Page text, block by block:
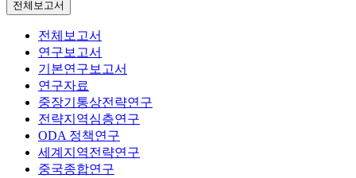
전체보고서
전체보고서
연구보고서
기본연구보고서
연구자료
중장기통상전략연구
전략지역심층연구
ODA 정책연구
세계지역전략연구
중국종합연구